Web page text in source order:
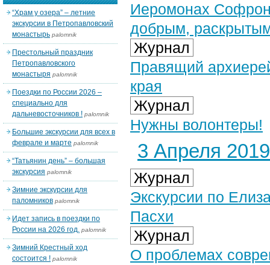
Иеромонах
добрым,
Журнал
Правящий
края
Журнал
Нужны волонтеры!
3 Апреля 2019
Журнал
Экскурсии по
Пасхи
Журнал
О проблемах
“Храм у озера” – летние
экскурсии в Петропавловский
монастырь palomnik
Престольный праздник
Петропавловского
монастыря palomnik
Поездки по России 2026 –
специально для
дальневосточников ! palomnik
Большие экскурсии для всех в
феврале и марте palomnik
“Татьянин день” – большая
экскурсия palomnik
Зимние экскурсии для
паломников palomnik
Идет запись в поездки по
России на 2026 год. palomnik
Зимний Крестный ход
состоится ! palomnik